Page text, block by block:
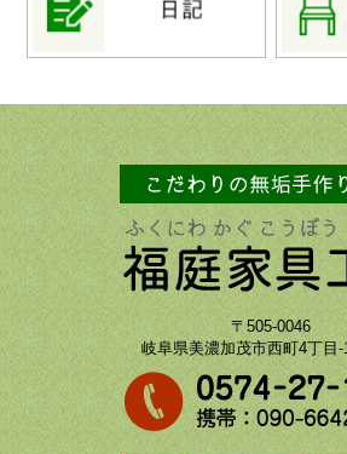
〒505-0046
岐阜県美濃加茂市西町4丁目-